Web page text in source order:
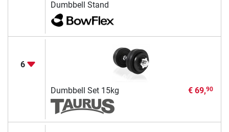
Dumbbell Stand
6
Dumbbell Set 15kg € 69,90